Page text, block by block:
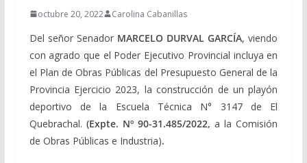
octubre 20, 2022 Carolina Cabanillas
Del señor SenadorMARCELO DURVAL GARCÍA, viendo
con agrado que el Poder Ejecutivo Provincial incluya en
el Plan de Obras Públicas del Presupuesto General de la
Provincia Ejercicio 2023, la construcción de un playón
deportivo de la Escuela Técnica N° 3147 de El
Quebrachal. (Expte. Nº 90-31.485/2022,a la Comisión
de Obras Públicas e Industria).